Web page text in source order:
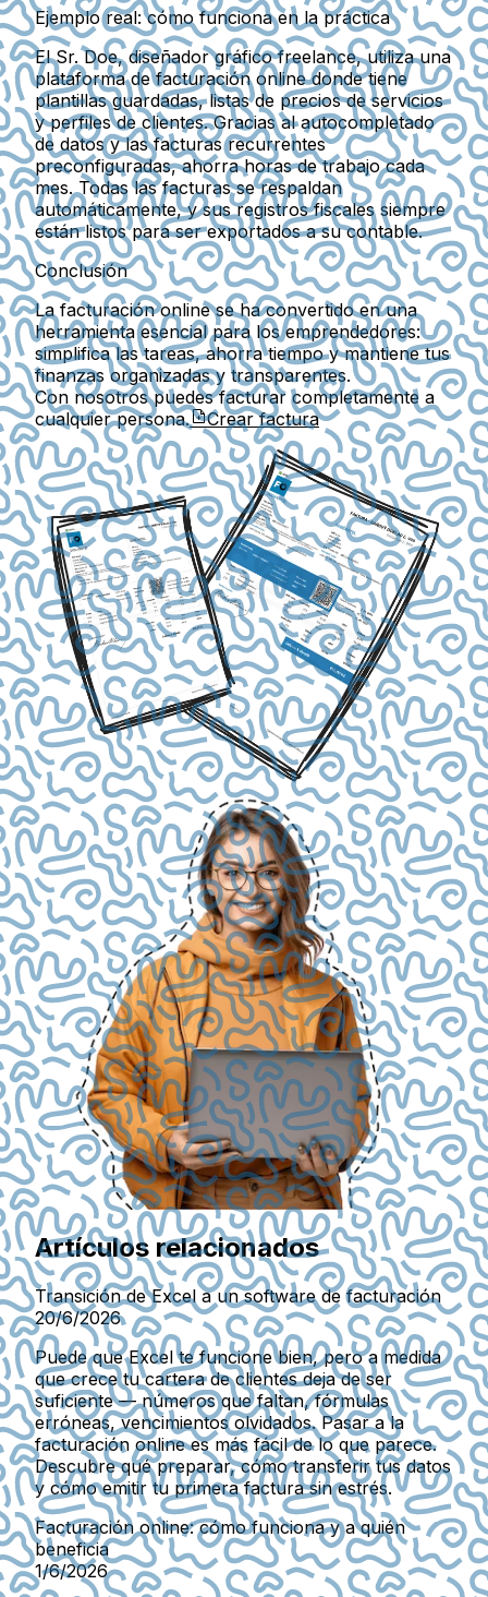
Ejemplo real: cómo funciona en la práctica
El Sr. Doe, diseñador gráfico freelance, utiliza una
plataforma de facturación online donde tiene
plantillas guardadas, listas de precios de servicios
y perfiles de clientes. Gracias al autocompletado
de datos y las facturas recurrentes
preconfiguradas, ahorra horas de trabajo cada
mes. Todas las facturas se respaldan
automáticamente, y sus registros fiscales siempre
están listos para ser exportados a su contable.
Conclusión
La facturación online se ha convertido en una
herramienta esencial para los emprendedores:
simplifica las tareas, ahorra tiempo y mantiene tus
finanzas organizadas y transparentes.
Con nosotros puedes facturar completamente a
cualquier persona.
Crear factura
Artículos relacionados
Transición de Excel a un software de facturación
20/6/2026
Puede que Excel te funcione bien, pero a medida
que crece tu cartera de clientes deja de ser
suficiente — números que faltan, fórmulas
erróneas, vencimientos olvidados. Pasar a la
facturación online es más fácil de lo que parece.
Descubre qué preparar, cómo transferir tus datos
y cómo emitir tu primera factura sin estrés.
Facturación online: cómo funciona y a quién
beneficia
1/6/2026